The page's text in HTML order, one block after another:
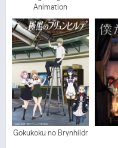
Animation
Gokukoku no Brynhildr